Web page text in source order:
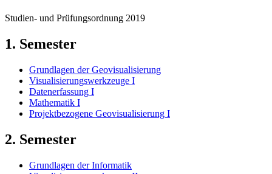
Studien- und Prüfungsordnung 2019
1. Semester
Grundlagen der Geovisualisierung
Visualisierungswerkzeuge I
Datenerfassung I
Mathematik I
Projektbezogene Geovisualisierung I
2. Semester
Grundlagen der Informatik